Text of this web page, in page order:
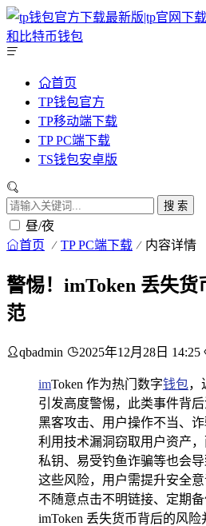
首页
TP钱包官方
TP移动端下载
TP PC端下载
TS钱包安卓版
搜 索
昼/夜
首页 TP PC端下载 内容详情
警惕！imToken 丢失
范
qbadmin 2025年12月28日 14:25
imToken 作为热门数字钱包，
引发高度警惕，此类事件背
黑客攻击、用户操作不当、
利用技术漏洞窃取用户资产
私钥、易受钓鱼诈骗等也会
这些风险，用户需提升安全意
不随意点击不明链接、定期
imToken 丢失货币背后的风